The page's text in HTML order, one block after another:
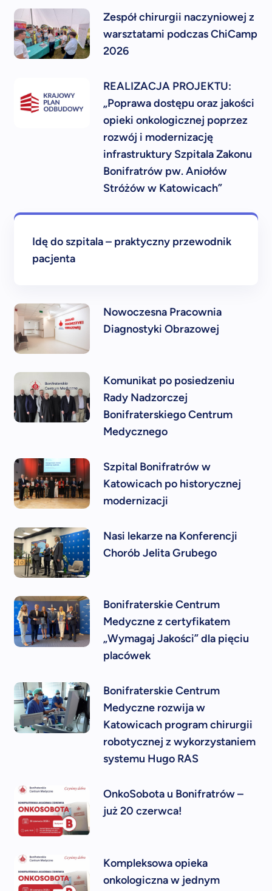
Zespół chirurgii naczyniowej z
warsztatami podczas ChiCamp
2026
REALIZACJA PROJEKTU:
„Poprawa dostępu oraz jakości
opieki onkologicznej poprzez
rozwój i modernizację
infrastruktury Szpitala Zakonu
Bonifratrów pw. Aniołów
Stróżów w Katowicach”
Idę do szpitala – praktyczny przewodnik
pacjenta
Nowoczesna Pracownia
Diagnostyki Obrazowej
Komunikat po posiedzeniu
Rady Nadzorczej
Bonifraterskiego Centrum
Medycznego
Szpital Bonifratrów w
Katowicach po historycznej
modernizacji
Nasi lekarze na Konferencji
Chorób Jelita Grubego
Bonifraterskie Centrum
Medyczne z certyfikatem
„Wymagaj Jakości” dla pięciu
placówek
Bonifraterskie Centrum
Medyczne rozwija w
Katowicach program chirurgii
robotycznej z wykorzystaniem
systemu Hugo RAS
OnkoSobota u Bonifratrów –
już 20 czerwca!
Kompleksowa opieka
onkologiczna w jednym